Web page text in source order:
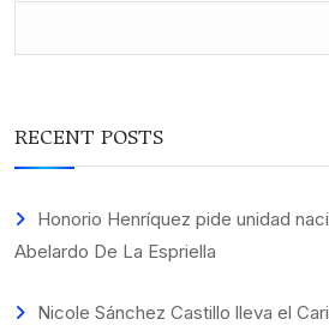
RECENT POSTS
Honorio Henríquez pide unidad
Abelardo De La Espriella
Nicole Sánchez Castillo lleva el